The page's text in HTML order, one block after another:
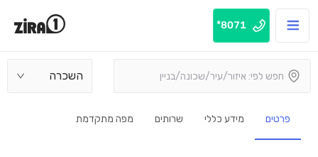
8071*
השכרה
פרטים מידע כללי שרותים מפה מתקדמת